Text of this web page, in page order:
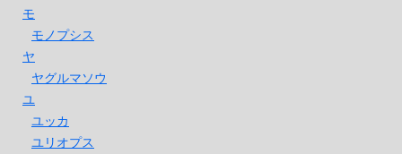
モ
モノプシス
ヤ
ヤグルマソウ
ユ
ユッカ
ユリオプス